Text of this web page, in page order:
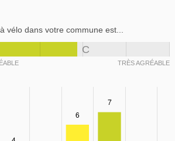
vélo dans votre commune est...
C
TRÈS AGRÉABLE